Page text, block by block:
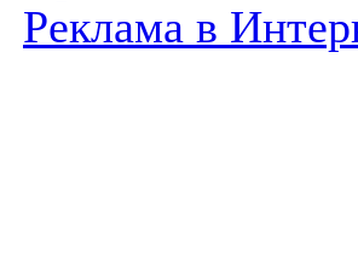
Реклама в